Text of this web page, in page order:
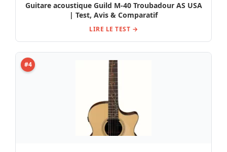
Guitare acoustique Guild M-40 Troubadour AS USA
| Test, Avis & Comparatif
LIRE LE TEST →
#4